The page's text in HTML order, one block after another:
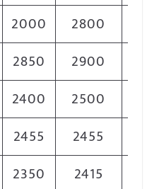
2000 2800
2850 2900
2400 2500
2455 2455
2350 2415